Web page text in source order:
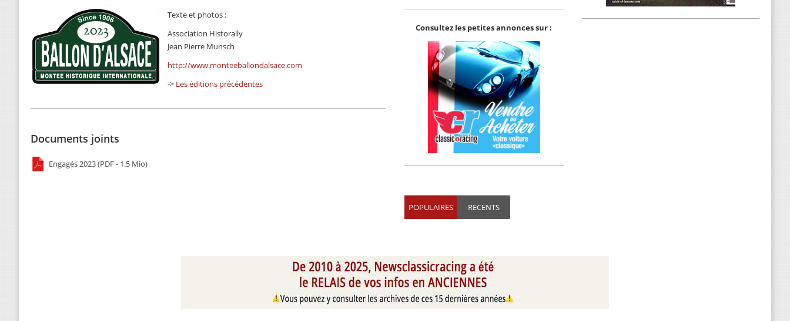
Texte et photos :
Association Historally
Jean Pierre Munsch
http://www.monteeballondalsace.com
-> Les éditions précédentes
Documents joints
Engagés 2023 (PDF - 1.5 Mio)
Consultez les petites annonces sur :
POPULAIRES RECENTS